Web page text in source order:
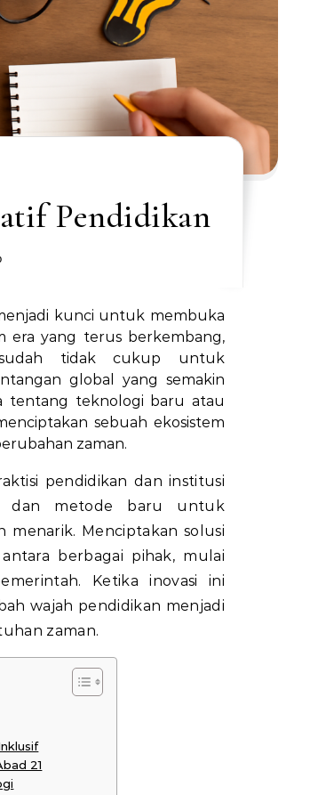
Pendidikan
kunci untuk membuka
era yang terus berkembang,
sudah tidak cukup untuk
global yang semakin
tentang teknologi baru atau
sebuah ekosistem
zaman.
pendidikan dan institusi
dan metode baru untuk
Menciptakan solusi
berbagai pihak, mulai
Ketika inovasi ini
wajah pendidikan menjadi
zaman.
21